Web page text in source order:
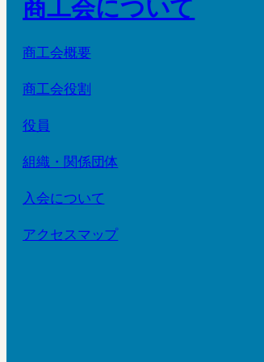
商工会について
商工会概要
商工会役割
役員
組織・関係団体
入会について
アクセスマップ